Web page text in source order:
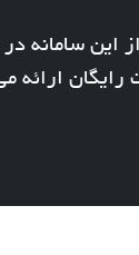
این سامانه
ارائه